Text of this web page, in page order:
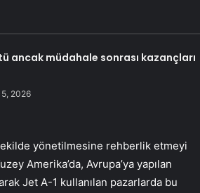
ancak müdahale sonrası kazançları
2026
yönetilmesine rehberlik etmeyi
Amerika’da, Avrupa’ya yapılan
Jet A-1 kullanılan pazarlarda bu